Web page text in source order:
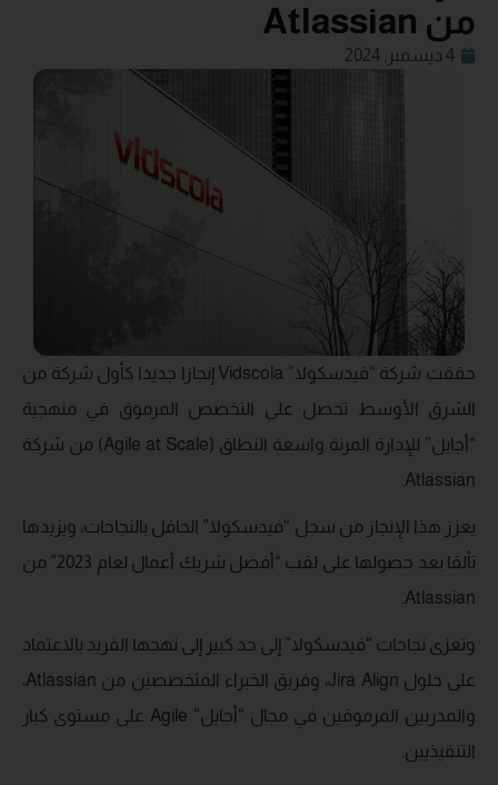
من Atlassian
4 ديسمبر, 2024
حققت شركة “فيدسكولا” Vidscola إنجازا جديدا كأول شركة من
الشرق الأوسط تحصل على التخصص المرموق في منهجية
“أجايل” للإدارة المرنة واسعة النطاق (Agile at Scale) من شركة
Atlassian.
يعزز هذا الإنجاز من سجل “فيدسكولا” الحافل بالنجاحات، ويزيدها
تألقا بعد حصولها على لقب “أفضل شريك أعمال لعام 2023” من
Atlassian.
وتعزى نجاحات “فيدسكولا” إلى حد كبير إلى نهجها الفريد بالاعتماد
على حلول Jira Align، وفريق الخبراء المتخصصين من Atlassian،
والمدربين المرموقين في مجال “أجايل” Agile على مستوى كبار
التنفيذيين.